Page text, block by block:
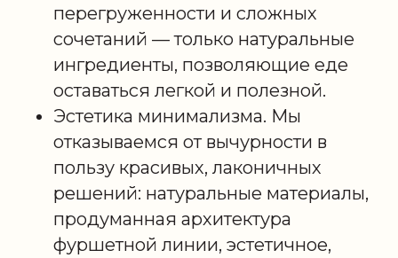
перегруженности и сложных
сочетаний — только натуральные
ингредиенты, позволяющие еде
оставаться легкой и полезной.
Эстетика минимализма. Мы
отказываемся от вычурности в
пользу красивых, лаконичных
решений: натуральные материалы,
продуманная архитектура
фуршетной линии, эстетичное,